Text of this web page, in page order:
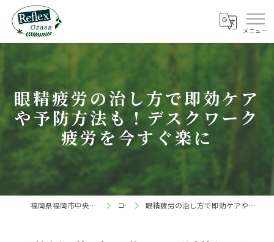
眼精疲労の治し方で即効ケア
や予防方法も！デスクワーク
疲労を今すぐ楽に
福岡県福岡市中央区の整体ならReflex 小笹店 コラム 眼精疲労の治し方で即効ケアや予防方法も！デスクワーク疲労を今すぐ楽に